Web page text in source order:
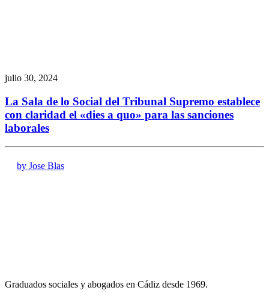
julio 30, 2024
La Sala de lo Social del Tribunal Supremo establece
con claridad el «dies a quo» para las sanciones
laborales
by Jose Blas
Graduados sociales y abogados en Cádiz desde 1969.